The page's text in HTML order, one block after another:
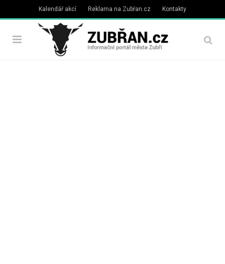
Kalendář akcí Reklama na Zubřan.cz Kontakty